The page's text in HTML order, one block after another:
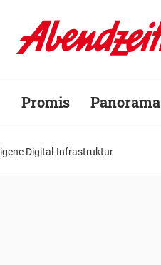
Promis Panorama
Digital-Infrastruktur